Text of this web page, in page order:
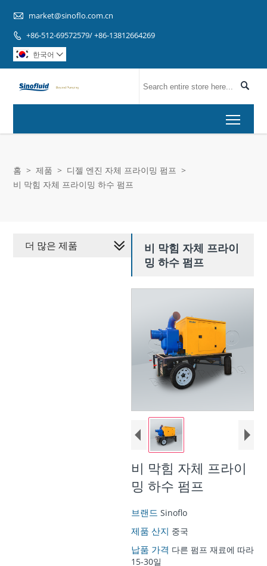
 market@sinoflo.com.cn
 +86-512-69572579/ +86-13812664269
한국어 

홈 > 제품 > 디젤 엔진 자체 프라이밍 펌프 >
비 막힘 자체 프라이밍 하수 펌프
비 막힘 자체 프라이
밍 하수 펌프
비 막힘 자체 프라이
밍 하수 펌프
브랜드 Sinoflo
제품 산지 중국
납품 가격 다른 펌프 재료에 따라
15-30일
더 많은 제품